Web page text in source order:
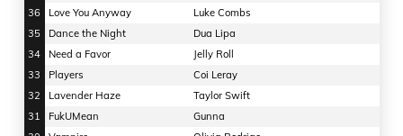
36
Love You Anyway
Luke Combs
35
Dance the Night
Dua Lipa
34
Need a Favor
Jelly Roll
33
Players
Coi Leray
32
Lavender Haze
Taylor Swift
31
FukUMean
Gunna